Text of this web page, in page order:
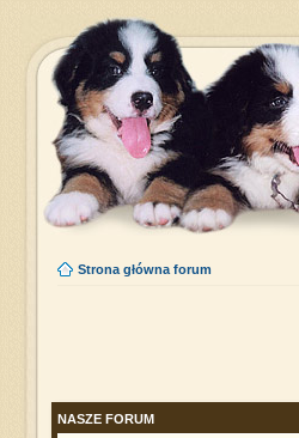
Strona główna forum
NASZE FORUM